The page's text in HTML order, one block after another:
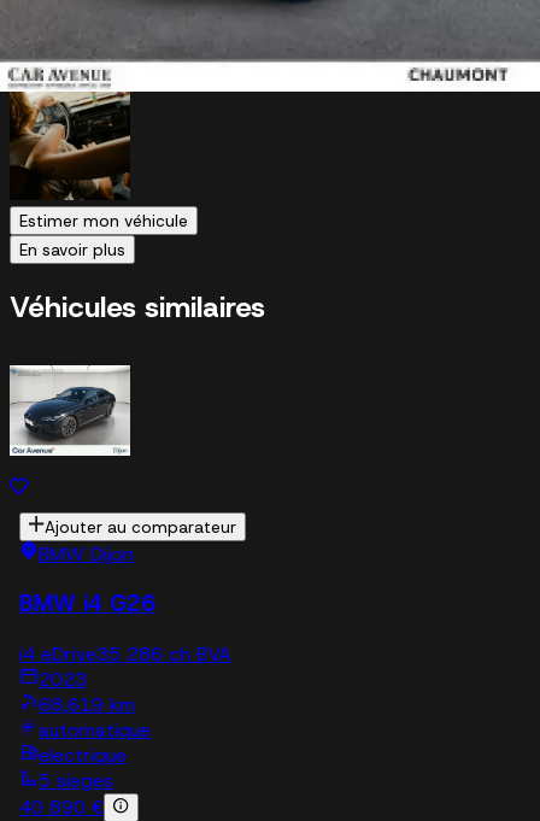
Cette BMW i4 vous plaît ?
Nous reprenons votre véhicule actuel sans engagement.
Estimer mon véhicule
En savoir plus
Véhicules similaires
Ajouter au comparateur
BMW Dijon
BMW i4 G26
i4 eDrive35 286 ch BVA
2023
68,619 km
automatique
electrique
5 sieges
40 890 €